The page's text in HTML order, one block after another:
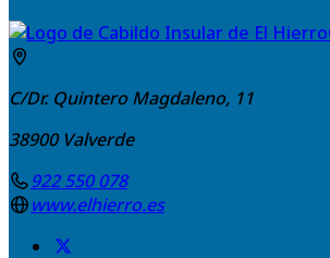
C/Dr. Quintero Magdaleno, 11
38900 Valverde
922 550 078
www.elhierro.es